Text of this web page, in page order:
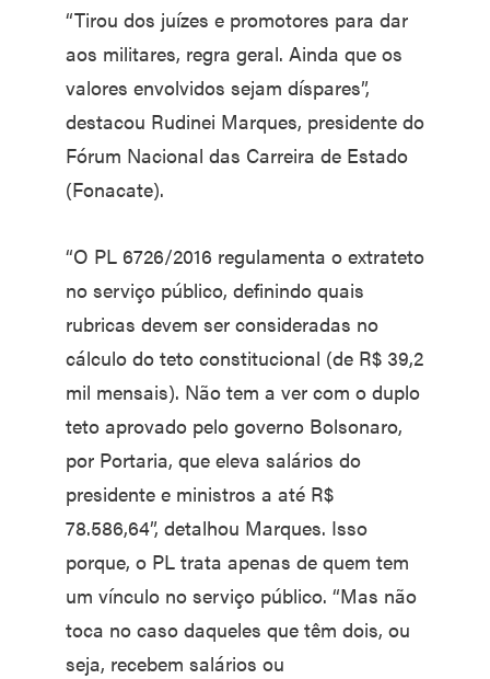
“Tirou dos juízes e promotores para dar
aos militares, regra geral. Ainda que os
valores envolvidos sejam díspares”,
destacou Rudinei Marques, presidente do
Fórum Nacional das Carreira de Estado
(Fonacate).
“O PL 6726/2016 regulamenta o extrateto
no serviço público, definindo quais
rubricas devem ser consideradas no
cálculo do teto constitucional (de R$ 39,2
mil mensais). Não tem a ver com o duplo
teto aprovado pelo governo Bolsonaro,
por Portaria, que eleva salários do
presidente e ministros a até R$
78.586,64”, detalhou Marques. Isso
porque, o PL trata apenas de quem tem
um vínculo no serviço público. “Mas não
toca no caso daqueles que têm dois, ou
seja, recebem salários ou